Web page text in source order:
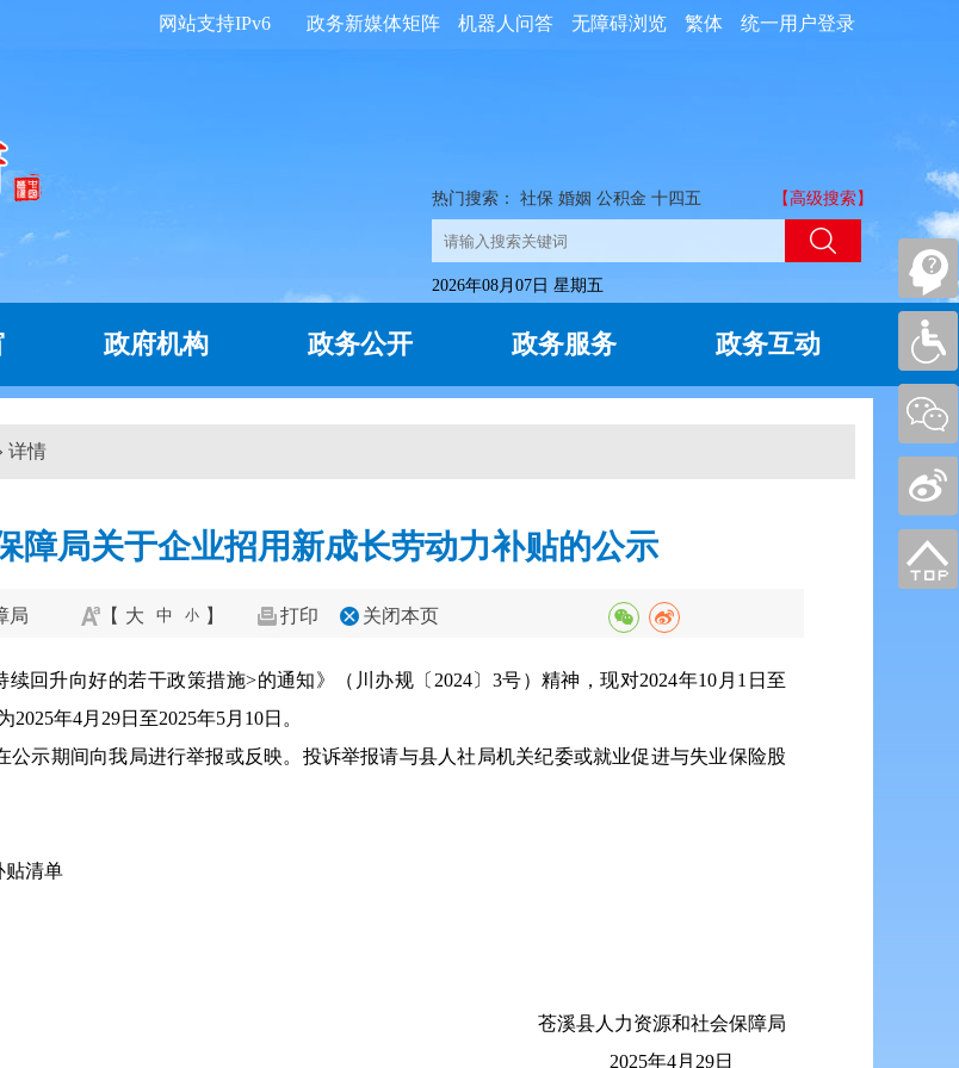
统一用户登录
繁体
无障碍浏览
机器人问答
政务新媒体矩阵
网站支持IPv6
热门搜索： 社保 婚姻 公积金 十四五 【高级搜索】
2026年08月07日 星期五
政府机构 政务公开 政务服务 政务互动
详情
障局关于企业招用新成长劳动力补贴的公示
局 【 大 中 小 】 打印 关闭本页
回升向好的若干政策措施>的通知》（ 川办规〔2024〕3号）精神，现对2024年10月1日至
年4月29日至2025年5月10日。
示期间向我局进行举报或反映。投诉举报请与县人社局机关纪委或就业促进与失业保险股
贴清单
苍溪县人力资源和社会保障局
2025年4月29日